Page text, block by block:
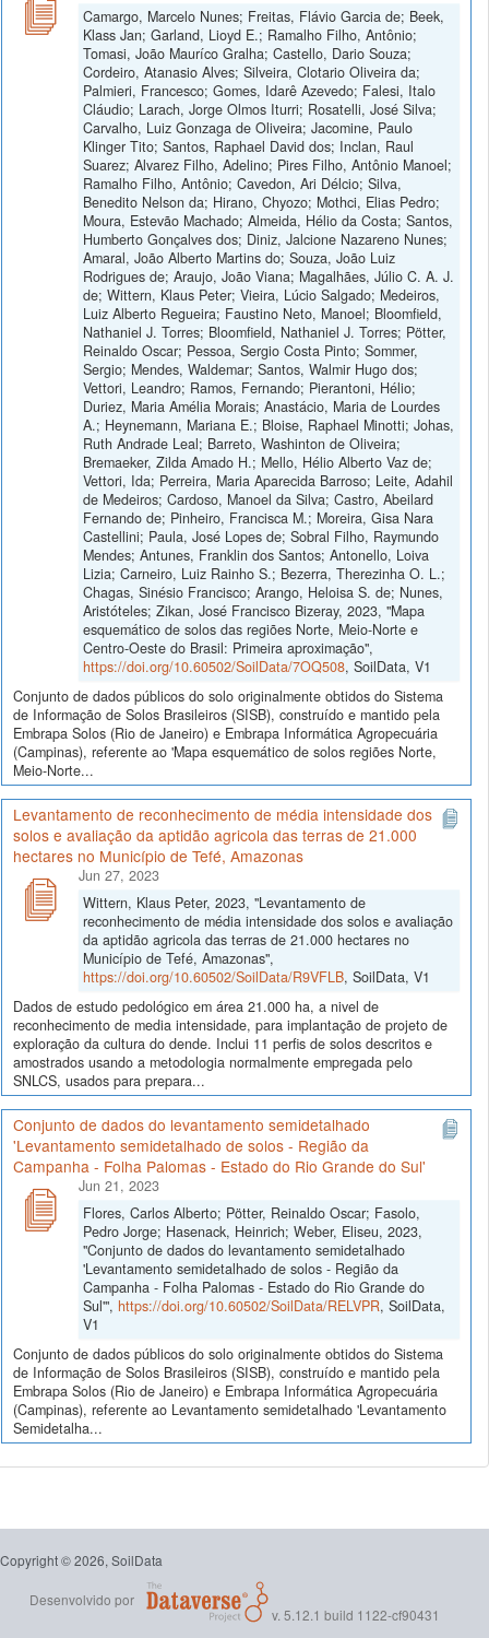
Camargo, Marcelo Nunes; Freitas, Flávio Garcia de; Beek,
Klass Jan; Garland, Lioyd E.; Ramalho Filho, Antônio;
Tomasi, João Mauríco Gralha; Castello, Dario Souza;
Cordeiro, Atanasio Alves; Silveira, Clotario Oliveira da;
Palmieri, Francesco; Gomes, Idarê Azevedo; Falesi, Italo
Cláudio; Larach, Jorge Olmos Iturri; Rosatelli, José Silva;
Carvalho, Luiz Gonzaga de Oliveira; Jacomine, Paulo
Klinger Tito; Santos, Raphael David dos; Inclan, Raul
Suarez; Alvarez Filho, Adelino; Pires Filho, Antônio Manoel;
Ramalho Filho, Antônio; Cavedon, Ari Délcio; Silva,
Benedito Nelson da; Hirano, Chyozo; Mothci, Elias Pedro;
Moura, Estevão Machado; Almeida, Hélio da Costa; Santos,
Humberto Gonçalves dos; Diniz, Jalcione Nazareno Nunes;
Amaral, João Alberto Martins do; Souza, João Luiz
Rodrigues de; Araujo, João Viana; Magalhães, Júlio C. A. J.
de; Wittern, Klaus Peter; Vieira, Lúcio Salgado; Medeiros,
Luiz Alberto Regueira; Faustino Neto, Manoel; Bloomfield,
Nathaniel J. Torres; Bloomfield, Nathaniel J. Torres; Pötter,
Reinaldo Oscar; Pessoa, Sergio Costa Pinto; Sommer,
Sergio; Mendes, Waldemar; Santos, Walmir Hugo dos;
Vettori, Leandro; Ramos, Fernando; Pierantoni, Hélio;
Duriez, Maria Amélia Morais; Anastácio, Maria de Lourdes
A.; Heynemann, Mariana E.; Bloise, Raphael Minotti; Johas,
Ruth Andrade Leal; Barreto, Washinton de Oliveira;
Bremaeker, Zilda Amado H.; Mello, Hélio Alberto Vaz de;
Vettori, Ida; Perreira, Maria Aparecida Barroso; Leite, Adahil
de Medeiros; Cardoso, Manoel da Silva; Castro, Abeilard
Fernando de; Pinheiro, Francisca M.; Moreira, Gisa Nara
Castellini; Paula, José Lopes de; Sobral Filho, Raymundo
Mendes; Antunes, Franklin dos Santos; Antonello, Loiva
Lizia; Carneiro, Luiz Rainho S.; Bezerra, Therezinha O. L.;
Chagas, Sinésio Francisco; Arango, Heloisa S. de; Nunes,
Aristóteles; Zikan, José Francisco Bizeray, 2023, "Mapa
esquemático de solos das regiões Norte, Meio-Norte e
Centro-Oeste do Brasil: Primeira aproximação",
https://doi.org/10.60502/SoilData/7OQ508, SoilData, V1
Conjunto de dados públicos do solo originalmente obtidos do Sistema
de Informação de Solos Brasileiros (SISB), construído e mantido pela
Embrapa Solos (Rio de Janeiro) e Embrapa Informática Agropecuária
(Campinas), referente ao 'Mapa esquemático de solos regiões Norte,
Meio-Norte...
Levantamento de reconhecimento de média intensidade dos
solos e avaliação da aptidão agricola das terras de 21.000
hectares no Município de Tefé, Amazonas
Jun 27, 2023
Wittern, Klaus Peter, 2023, "Levantamento de
reconhecimento de média intensidade dos solos e avaliação
da aptidão agricola das terras de 21.000 hectares no
Município de Tefé, Amazonas",
https://doi.org/10.60502/SoilData/R9VFLB, SoilData, V1
Dados de estudo pedológico em área 21.000 ha, a nivel de
reconhecimento de media intensidade, para implantação de projeto de
exploração da cultura do dende. Inclui 11 perfis de solos descritos e
amostrados usando a metodologia normalmente empregada pelo
SNLCS, usados para prepara...
Conjunto de dados do levantamento semidetalhado
'Levantamento semidetalhado de solos - Região da
Campanha - Folha Palomas - Estado do Rio Grande do Sul'
Jun 21, 2023
Flores, Carlos Alberto; Pötter, Reinaldo Oscar; Fasolo,
Pedro Jorge; Hasenack, Heinrich; Weber, Eliseu, 2023,
"Conjunto de dados do levantamento semidetalhado
'Levantamento semidetalhado de solos - Região da
Campanha - Folha Palomas - Estado do Rio Grande do
Sul'", https://doi.org/10.60502/SoilData/RELVPR, SoilData,
V1
Conjunto de dados públicos do solo originalmente obtidos do Sistema
de Informação de Solos Brasileiros (SISB), construído e mantido pela
Embrapa Solos (Rio de Janeiro) e Embrapa Informática Agropecuária
(Campinas), referente ao Levantamento semidetalhado 'Levantamento
Semidetalha...
Copyright © 2026, SoilData
Desenvolvido por
v. 5.12.1 build 1122-cf90431